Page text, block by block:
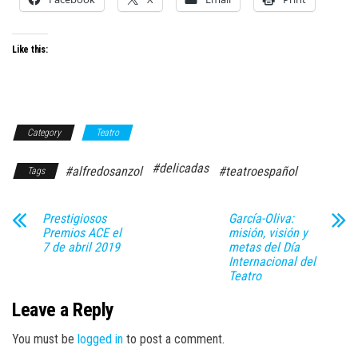
Like this:
Category Teatro
Tags #alfredosanzol #delicadas #teatroespañol
Prestigiosos
Premios ACE el
7 de abril 2019
García-Oliva:
misión, visión y
metas del Día
Internacional del
Teatro
Leave a Reply
You must be logged in to post a comment.